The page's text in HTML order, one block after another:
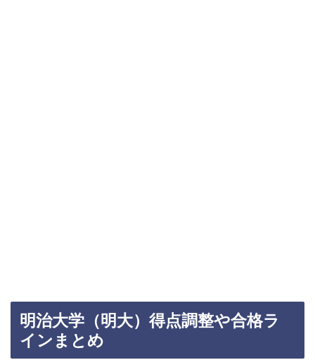
明治大学（明大）得点調整や合格ラ
インまとめ